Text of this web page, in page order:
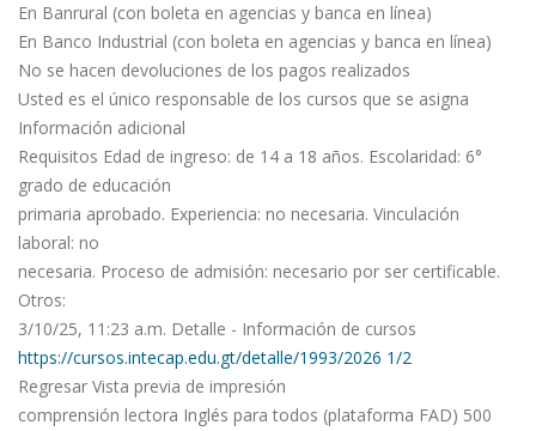
En Banrural (con boleta en agencias y banca en línea)
En Banco Industrial (con boleta en agencias y banca en línea)
No se hacen devoluciones de los pagos realizados
Usted es el único responsable de los cursos que se asigna
Información adicional
Requisitos Edad de ingreso: de 14 a 18 años. Escolaridad: 6°
grado de educación
primaria aprobado. Experiencia: no necesaria. Vinculación
laboral: no
necesaria. Proceso de admisión: necesario por ser certificable.
Otros:
3/10/25, 11:23 a.m. Detalle - Información de cursos
https://cursos.intecap.edu.gt/detalle/1993/2026 1/2
Regresar Vista previa de impresión
comprensión lectora Inglés para todos (plataforma FAD) 500